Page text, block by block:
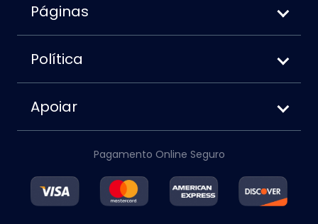
Páginas
Como enviar SMS anônimos
Anonsms vs. Anonymoustext
Como bloquear seu número ao enviar
mensagens de texto
Política
Termos de serviço
Divulgação de dados privados
Política de cookies
Aviso legal
Política de reembolso
Apoiar
Sobre nós
Blogue
Pagamento Online Seguro